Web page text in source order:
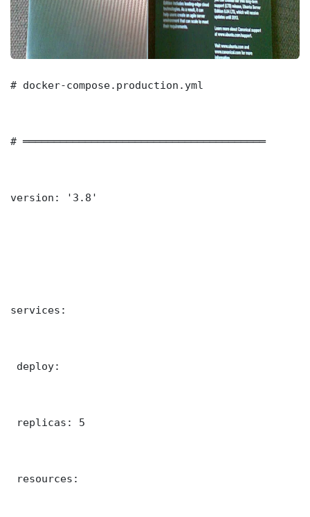
# docker-compose.production.yml
# ═══════════════════════════════════════
version: '3.8'
services:
deploy:
replicas: 5
resources: